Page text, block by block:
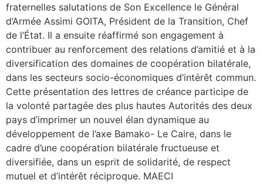
fraternelles salutations de Son Excellence le Général
d’Armée Assimi GOITA, Président de la Transition, Chef
de l’État. Il a ensuite réaffirmé son engagement à
contribuer au renforcement des relations d’amitié et à la
diversification des domaines de coopération bilatérale,
dans les secteurs socio-économiques d’intérêt commun.
Cette présentation des lettres de créance participe de
la volonté partagée des plus hautes Autorités des deux
pays d’imprimer un nouvel élan dynamique au
développement de l’axe Bamako- Le Caire, dans le
cadre d’une coopération bilatérale fructueuse et
diversifiée, dans un esprit de solidarité, de respect
mutuel et d’intérêt réciproque. MAECI